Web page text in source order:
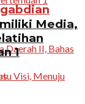
Media,
1